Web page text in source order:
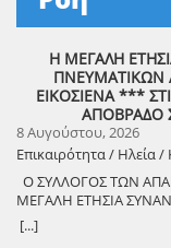
Η ΜΕΓΑΛΗ
ΠΝΕΥΜΑΤΙΚΩΝ
ΕΙΚΟΣΙΕΝΑ ***
ΑΠΟΒΡΑΔΟ
8 Αυγούστου, 2026
Επικαιρότητα / Ηλεία
Ο ΣΥΛΛΟΓΟΣ ΤΩΝ
ΜΕΓΑΛΗ ΕΤΗΣΙΑ
ΑΘΑΝΑΤΟ! Μεγάλη η
τον επαναστάτη
[...]